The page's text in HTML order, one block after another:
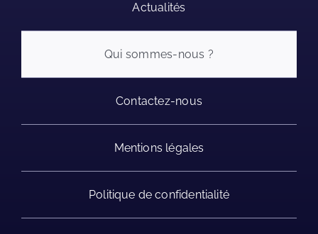
Actualités
Qui sommes-nous ?
Contactez-nous
Mentions légales
Politique de confidentialité